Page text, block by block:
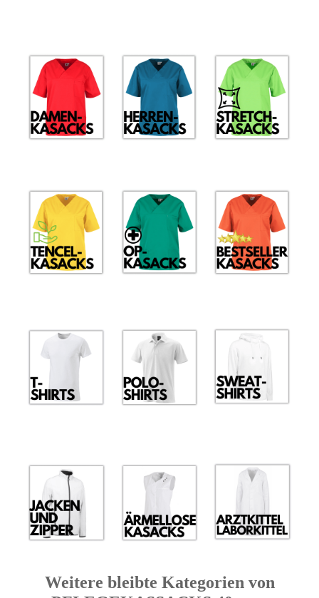
Weitere bleibte Kategorien von